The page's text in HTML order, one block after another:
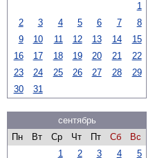
1
2
3 4 5 6 7
8
9
10 11 12 13 14
15
16
17 18 19 20 21
22
23
24 25 26 27 28
29
30
31
сентябрь
Пн
Вт Ср Чт Пт Сб
Вс
1
2 3 4
5